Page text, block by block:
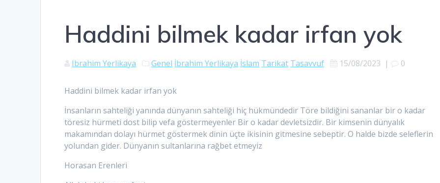
Haddini bilmek kadar irfan yok
Ibrahim Yerlikaya Genel İbrahim Yerlikaya İslam Tarikat Tasavvuf 15/08/2023 | 0
Haddini bilmek kadar irfan yok
İnsanların sahteliği yanında dünyanın sahteliği hiç hükmündedir Töre bildiğini sananlar bir o kadar
töresiz hürmeti dost bilip vefa göstermeyenler Bir o kadar devletsizdir. Bir kimsenin dünyalık
makamından dolayı hürmet göstermek dinin üçte ikisinin gitmesine sebeptir. O halde bizde seleflerin
yolundan gider. Dünyanın sultanlarına rağbet etmeyiz
Horasan Erenleri